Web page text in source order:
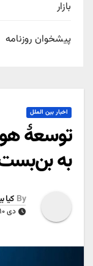
بازار
پیشخوان روزنامه
اخبار بین الملل
به
By کیا
دی ۱۰, ۱۴۰۳